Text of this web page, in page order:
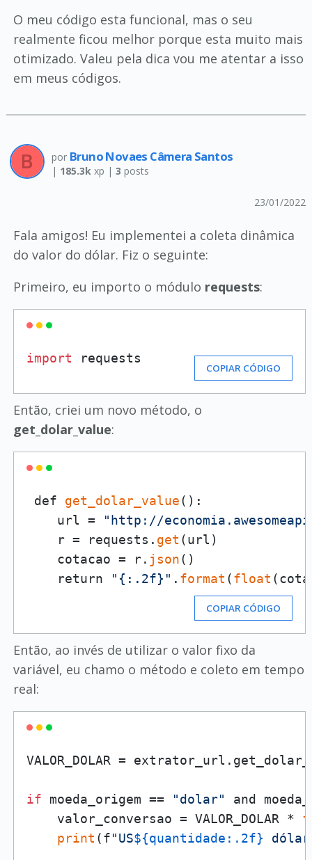
O meu código esta funcional, mas o seu
realmente ficou melhor porque esta muito mais
otimizado. Valeu pela dica vou me atentar a isso
em meus códigos.
por Bruno Novaes Câmera Santos
| 185.3kxp | 3 posts
23/01/2022
Fala amigos! Eu implementei a coleta dinâmica
do valor do dólar. Fiz o seguinte:
Primeiro, eu importo o módulo requests:
import requests
COPIAR CÓDIGO
Então, criei um novo método, o
get_dolar_value:
def get_dolar_value():
    url =
"http://
    r = requests.
get (url)
    cotacao = r.
json()
    return
"{:.2f}" . format (float
COPIAR CÓDIGO
Então, ao invés de utilizar o valor fixo da
variável, eu chamo o método e coleto em tempo
real:
VALOR_DOLAR =
if moeda_origem == "dolar"
and
    valor_conversao = VALOR_DOLAR *
print (f"US${quantidade:.2f}